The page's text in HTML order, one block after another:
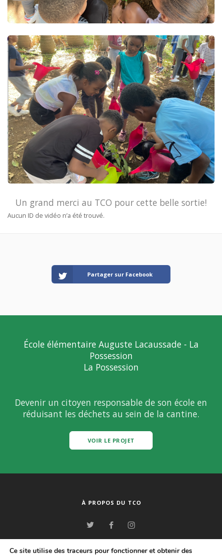
Un grand merci au TCO pour cette belle sortie!
Aucun ID de vidéo n’a été trouvé.
Partager sur Facebook
École élémentaire Auguste Lacaussade - La
Possession
La Possession
Devenir un citoyen responsable de son école en
réduisant les déchets au sein de la cantine.
VOIR LE PROJET
À PROPOS DU TCO
© www.tco.re - TCO - Blog Lékol'O - Tous droits réservés - 2026
Ce site utilise des traceurs pour fonctionner et obtenir des